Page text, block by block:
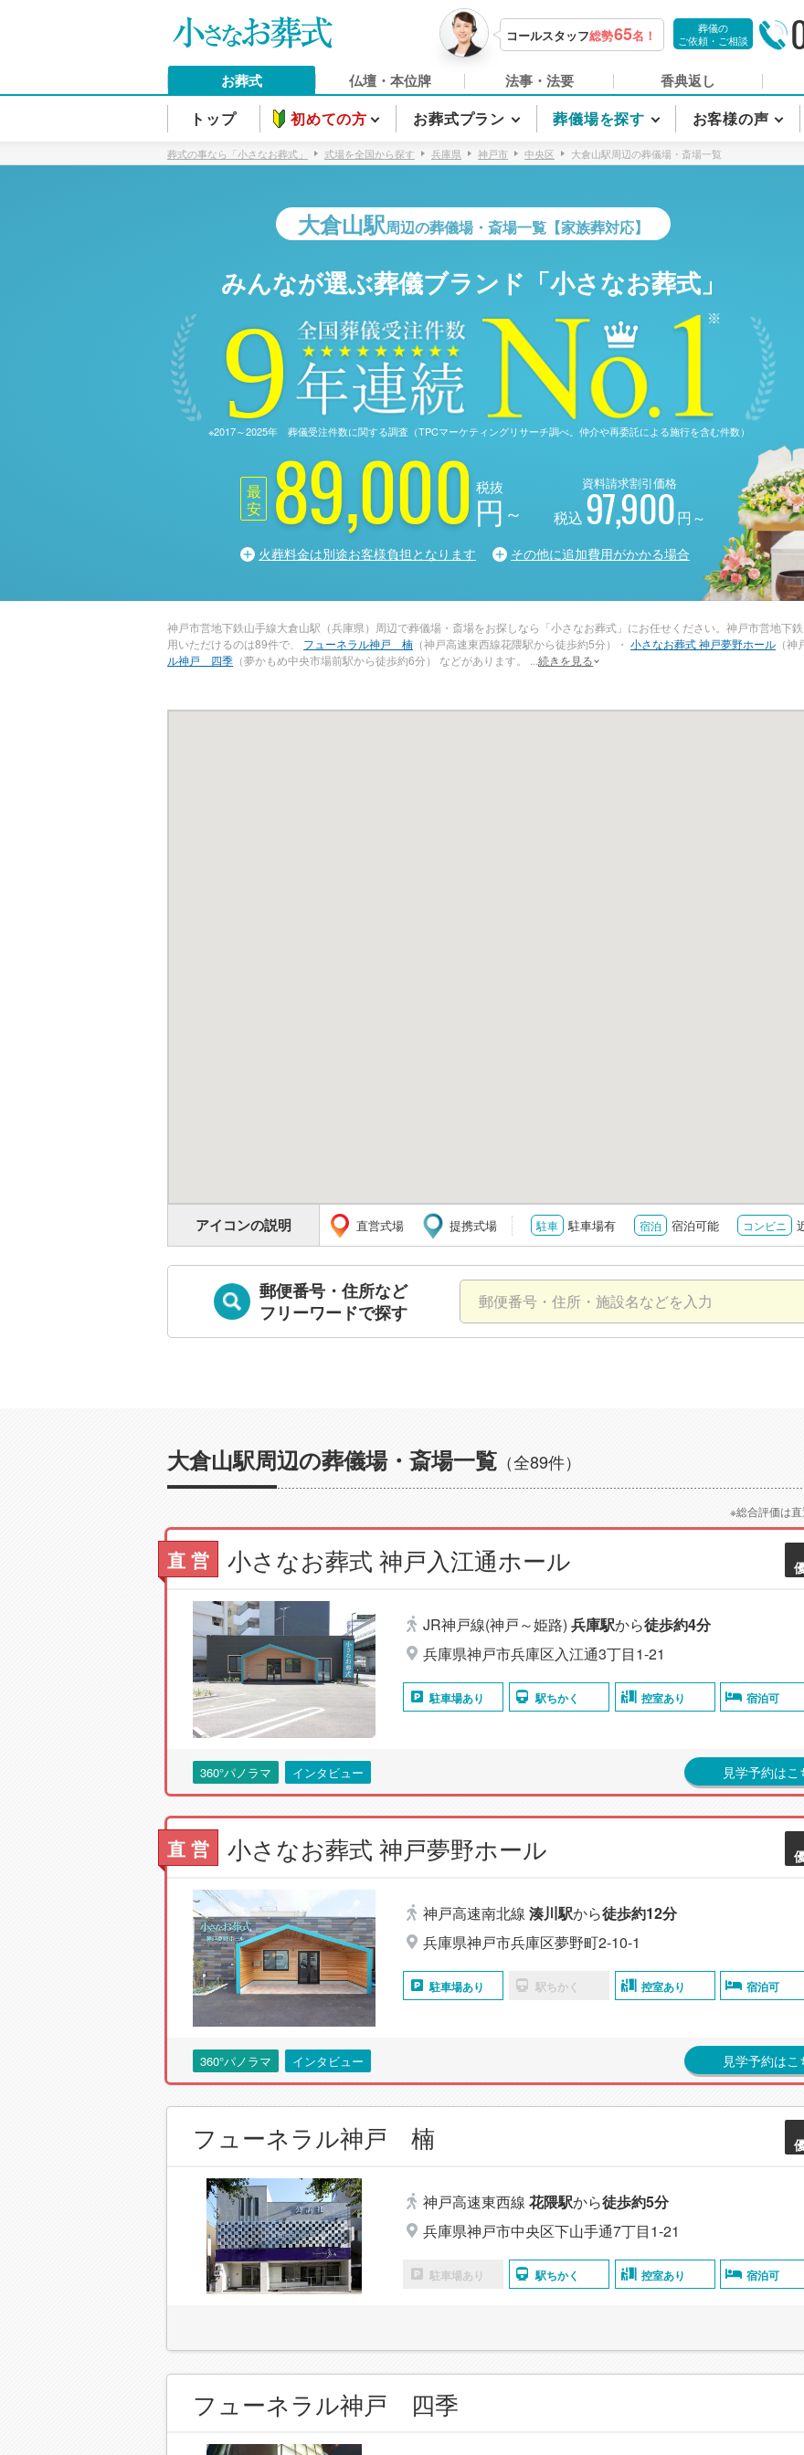
コールスタッフ総勢65名！
葬儀の
ご依頼・ご相談
お葬式 仏壇・本位牌 法事・法要 香典返し
トップ 初めての方 お葬式プラン 葬儀場を探す お客様の声
葬式の事なら「小さなお葬式」 式場を全国から探す 兵庫県 神戸市 中央区 大倉山駅周辺の葬儀場・斎場一覧
大倉山駅周辺の葬儀場・斎場一覧【家族葬対応】
みんなが選ぶ葬儀ブランド「小さなお葬式」
9
※2017～2025年 葬儀受注件数に関する調査（TPCマーケティングリサーチ調べ。仲介や再委託による施行を含む件数）
最
安
89,000円 ～
税抜 資料請求割引価格
税込97,900円～
火葬料金は別途お客様負担となります その他に追加費用がかかる場合
神戸市営地下鉄山手線大倉山駅（兵庫県）周辺で葬儀場・斎場をお探しなら「小さなお葬式」にお任せください。神戸市営地下
用いただけるのは89件で、 フューネラル神戸 楠 （神戸高速東西線花隈駅から徒歩約5分）・ 小さなお葬式 神戸夢野ホール （
ル神戸 四季 （夢かもめ中央市場前駅から徒歩約6分） などがあります。
続きを見る
アイコンの説明 直営式場 提携式場 駐車 駐車場有 宿泊 宿泊可能 コンビニ
郵便番号・住所など
フリーワードで探す
大倉山駅周辺の葬儀場・斎場一覧 （全89件）
※総合評価は
直 営 小さなお葬式 神戸入江通ホール
JR神戸線(神戸～姫路) 兵庫駅から徒歩約4分
兵庫県神戸市兵庫区入江通3丁目1-21
駐車場あり 駅ちかく 控室あり 宿泊可
360°パノラマ インタビュー 見学予約はこ
直 営 小さなお葬式 神戸夢野ホール
神戸高速南北線 湊川駅から徒歩約12分
兵庫県神戸市兵庫区夢野町2-10-1
駐車場あり 駅ちかく 控室あり 宿泊可
360°パノラマ インタビュー 見学予約はこ
フューネラル神戸 楠
神戸高速東西線 花隈駅から徒歩約5分
兵庫県神戸市中央区下山手通7丁目1-21
駐車場あり 駅ちかく 控室あり 宿泊可
フューネラル神戸 四季